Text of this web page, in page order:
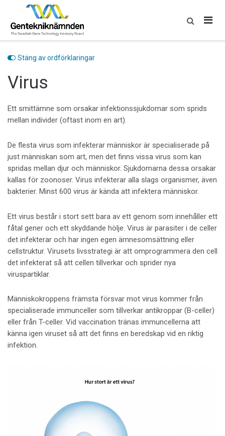
content
Stäng av ordförklaringar
Virus
Ett smittämne som orsakar infektionssjukdomar som sprids
mellan individer (oftast inom en art).
De flesta virus som infekterar människor är specialiserade på
just människan som art, men det finns vissa virus som kan
spridas mellan djur och människor. Sjukdomarna dessa orsakar
kallas för zoonoser. Virus infekterar alla slags organismer, även
bakterier. Minst 600 virus är kända att infektera människor.
Ett virus består i stort sett bara av ett genom som innehåller ett
fåtal gener och ett skyddande hölje. Virus är parasiter i de celler
det infekterar och har ingen egen ämnesomsättning eller
cellstruktur. Virusets livsstrategi är att omprogrammera den cell
det infekterat så att cellen tillverkar och sprider nya
viruspartiklar.
Människokroppens främsta försvar mot virus kommer från
specialiserade immunceller som tillverkar antikroppar (B-celler)
eller från T-celler. Vid vaccination tränas immuncellerna att
känna igen viruset så att det finns en beredskap vid en riktig
infektion.